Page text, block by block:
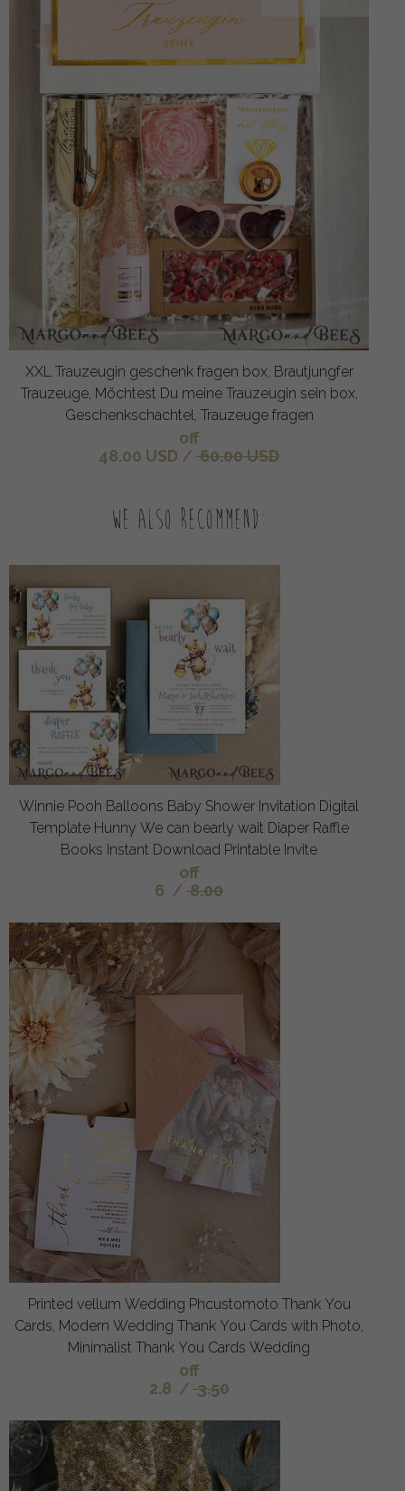
XXL Trauzeugin geschenk fragen box, Brautjungfer
Trauzeuge, Möchtest Du meine Trauzeugin sein box,
Geschenkschachtel, Trauzeuge fragen
off
48.00 USD / 60.00 USD
We also recommend:
Winnie Pooh Balloons Baby Shower Invitation Digital
Template Hunny We can bearly wait Diaper Raffle
Books Instant Download Printable Invite
off
6 / 8.00
Printed vellum Wedding Phcustomoto Thank You
Cards, Modern Wedding Thank You Cards with Photo,
Minimalist Thank You Cards Wedding
off
2.8 / 3.50